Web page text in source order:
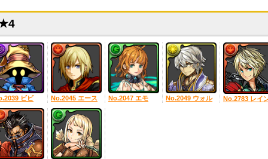
ビビ No.2045 エース No.2047 エモ No.2049 ウォル No.2783 レイ